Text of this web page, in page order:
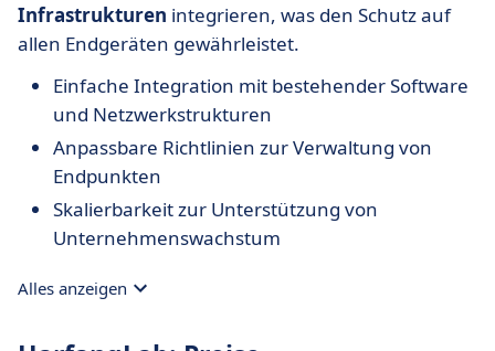
Infrastrukturen integrieren, was den Schutz auf
allen Endgeräten gewährleistet.
Einfache Integration mit bestehender Software
und Netzwerkstrukturen
Anpassbare Richtlinien zur Verwaltung von
Endpunkten
Skalierbarkeit zur Unterstützung von
Unternehmenswachstum
Alles anzeigen